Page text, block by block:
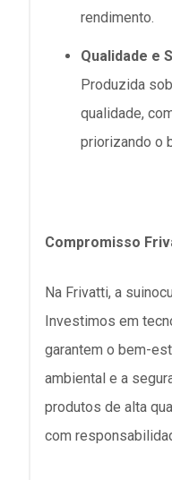
rendimento.
Qualidade e
Produzida
qualidade,
priorizando o
Compromisso
Na Frivatti, a
Investimos em
garantem o bem-
ambiental e a
produtos de alta
com